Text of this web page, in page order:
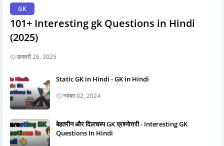
GK
101+ Interesting gk Questions in Hindi
(2025)
फ़रवरी 26, 2025
Static GK in Hindi - GK in Hindi
नवंबर 02, 2024
बेहतरीन और दिलचस्प GK प्रश्नोत्तरी - Interesting GK
Questions In Hindi